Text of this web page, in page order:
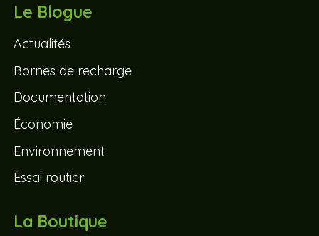
Le Blogue
Actualités
Bornes de recharge
Documentation
Économie
Environnement
Essai routier
La Boutique